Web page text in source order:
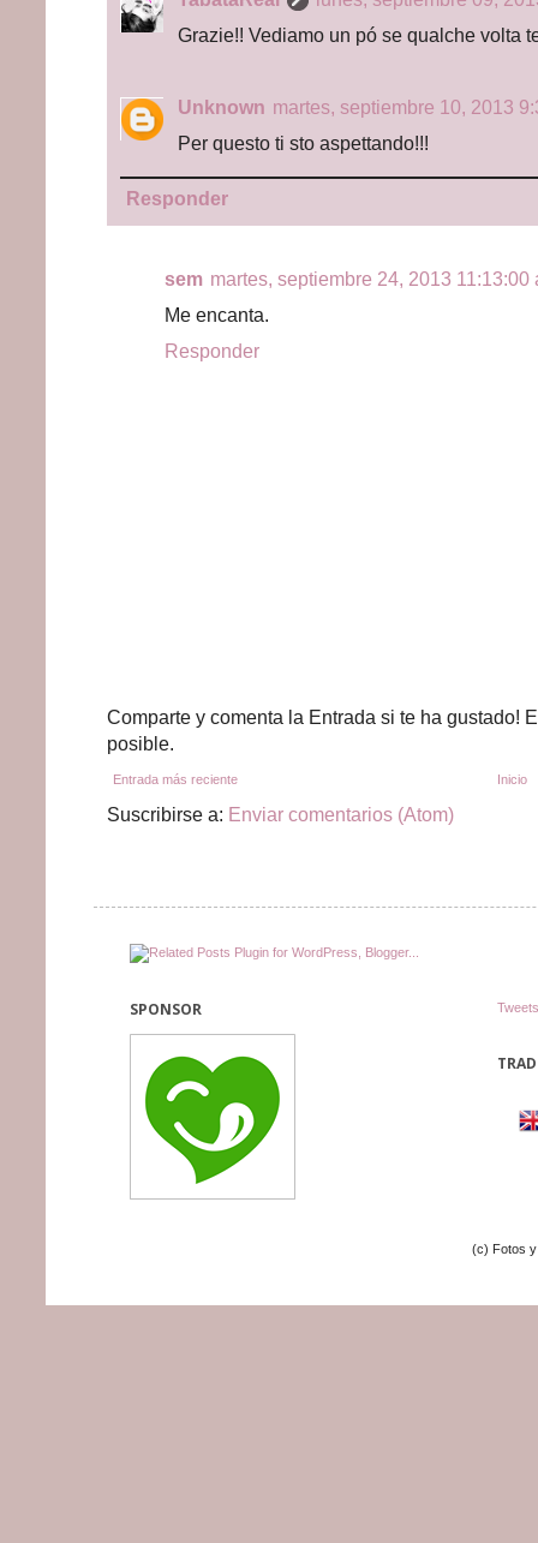
Grazie!! Vediamo un pó se qualche volta
Unknown martes, septiembre 10, 2013
Per questo ti sto aspettando!!!
Responder
sem martes, septiembre 24, 2013 11:13:00
Me encanta.
Responder
Comparte y comenta la Entrada si te ha gustado!
posible.
Entrada más reciente Inicio
Suscribirse a: Enviar comentarios (Atom)
SPONSOR
(c) Fotos